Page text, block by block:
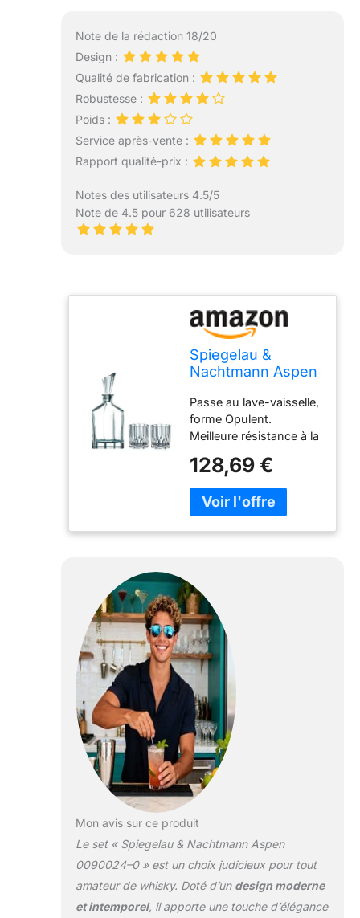
Note de la rédaction 18/20
Design :
Qualité de fabrication :
Robustesse :
Poids :
Service après-vente :
Rapport qualité-prix :
Notes des utilisateurs 4.5/5
Note de 4.5 pour 628 utilisateurs
Spiegelau &
Nachtmann Aspen
Whisky Ensemble
3 pièces Carafe à
décanter et Verres
Passe au lave-vaisselle,
forme Opulent.
Meilleure résistance à la
transparents Gestion
environnementale
certifié
128,69 €
Mon avis sur ce produit
Le set « Spiegelau & Nachtmann Aspen
0090024–0 » est un choix judicieux pour tout
amateur de whisky. Doté d’un design moderne
et intemporel, il apporte une touche d’élégance